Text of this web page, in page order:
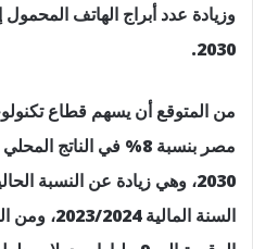
2030.
من المتوقع أن يسهم قطاع
مصر بنسبة 8% في الناتج
السنة